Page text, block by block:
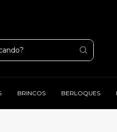
BRINCOS BERLOQUES